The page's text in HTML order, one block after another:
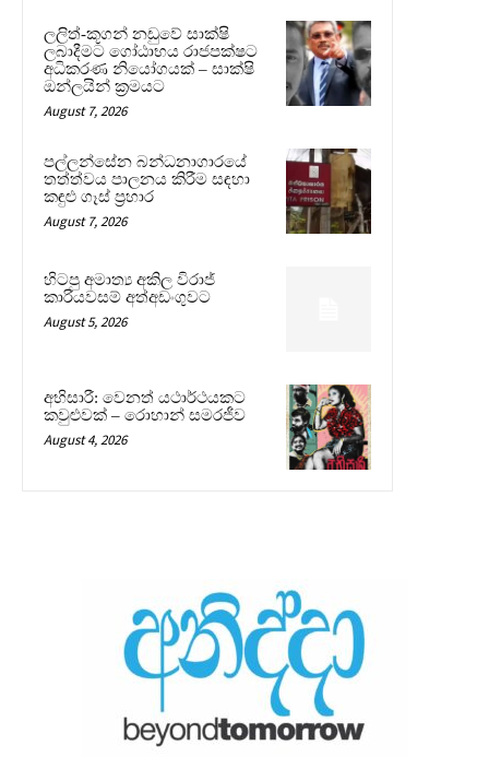
ලලිත්-කූගන් නඩුවේ සාක්ෂි
ලබාදීමට ගෝඨාභය රාජපක්ෂට
අධිකරණ නියෝගයක් – සාක්ෂි
ඔන්ලයින් ක්‍රමයට
August 7, 2026
පල්ලන්සේන බන්ධනාගාරයේ
තත්ත්වය පාලනය කිරීම සඳහා
කඳුළු ගෑස් ප්‍රහාර
August 7, 2026
හිටපු අමාත්‍ය අකිල විරාජ්
කාරියවසම් අත්අඩංගුවට
August 5, 2026
අභිසාරී: වෙනත් යථාර්ථයකට
කවුළුවක් – රොහාන් සමරජීව
August 4, 2026